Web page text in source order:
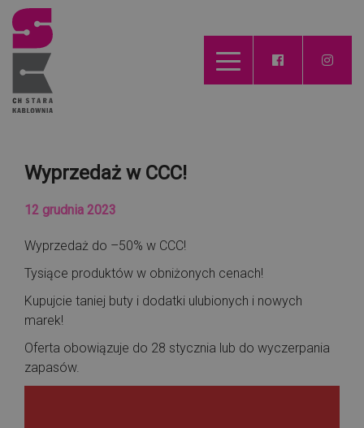
Wyprzedaż w CCC!
12 grudnia 2023
Wyprzedaż do –50% w CCC!
Tysiące produktów w obniżonych cenach!
Kupujcie taniej buty i dodatki ulubionych i nowych
marek!
Oferta obowiązuje do 28 stycznia lub do wyczerpania
zapasów.